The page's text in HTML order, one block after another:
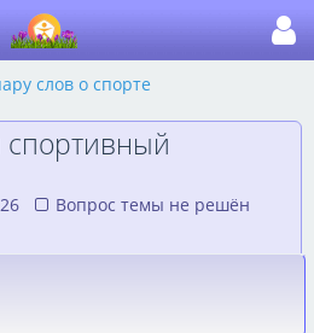
слов о спорте
Вопрос темы не решён